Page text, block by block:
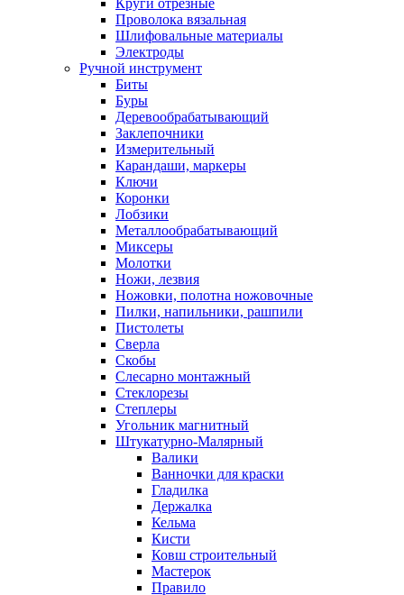
Проволока вязальная
Шлифовальные материалы
Электроды
Ручной инструмент
Биты
Буры
Деревообрабатывающий
Заклепочники
Измерительный
Карандаши, маркеры
Ключи
Коронки
Лобзики
Металлообрабатывающий
Миксеры
Молотки
Ножи, лезвия
Ножовки, полотна ножовочные
Пилки, напильники, рашпили
Пистолеты
Сверла
Скобы
Слесарно монтажный
Стеклорезы
Степлеры
Угольник магнитный
Штукатурно-Малярный
Валики
Ванночки для краски
Гладилка
Держалка
Кельма
Кисти
Ковш строительный
Мастерок
Правило